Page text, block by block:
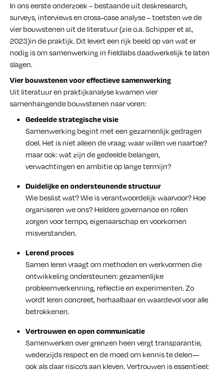
In ons eerste onderzoek – bestaande uit deskresearch,
surveys, interviews en cross-case analyse – toetsten we de
vier bouwstenen uit de literatuur (zie o.a. Schipper et al.,
2023)in de praktijk. Dit levert een rijk beeld op van wat er
nodig is om samenwerking in fieldlabs daadwerkelijk te laten
slagen.
Vier bouwstenen voor effectieve samenwerking
Uit literatuur en praktijkanalyse kwamen vier
samenhangende bouwstenen naar voren:
Gedeelde strategische visie
Samenwerking begint met een gezamenlijk gedragen
doel. Het is niet alleen de vraag: waar willen we naartoe?
maar ook: wat zijn de gedeelde belangen,
verwachtingen en ambitie op lange termijn?
Duidelijke en ondersteunende structuur
Wie beslist wat? Wie is verantwoordelijk waarvoor? Hoe
organiseren we ons? Heldere governance en rollen
zorgen voor tempo, eigenaarschap en voorkomen
misverstanden.
Lerend proces
Samen leren vraagt om methoden en werkvormen die
ontwikkeling ondersteunen: gezamenlijke
probleemverkenning, reflectie en experimenten. Zo
wordt leren concreet, herhaalbaar en waardevol voor alle
betrokkenen.
Vertrouwen en open communicatie
Samenwerken over grenzen heen vergt transparantie,
wederzijds respect en de moed om kennis te delen—
ook als daar risico’s aan kleven. Vertrouwen is essentieel: